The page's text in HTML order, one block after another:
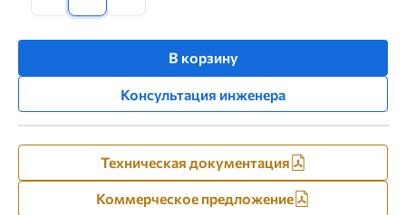
В корзину
Консультация инженера
Техническая документация
Коммерческое предложение